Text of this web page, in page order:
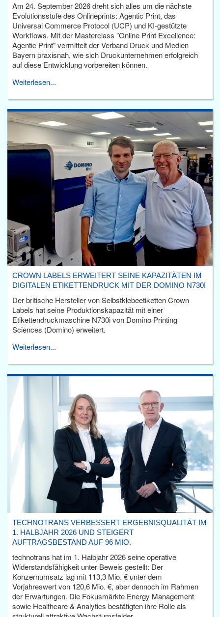
Am 24. September 2026 dreht sich alles um die nächste
Evolutionsstufe des Onlineprints: Agentic Print, das
Universal Commerce Protocol (UCP) und KI-gestützte
Workflows. Mit der Masterclass "Online Print Excellence:
Agentic Print" vermittelt der Verband Druck und Medien
Bayern praxisnah, wie sich Druckunternehmen erfolgreich
auf diese Entwicklung vorbereiten können.
Weiterlesen...
CROWN LABELS ERWEITERT SEINE KAPAZITÄTEN IM
DIGITALEN ETIKETTENDRUCK MIT DER DOMINO N730I
Der britische Hersteller von Selbstklebeetiketten Crown
Labels hat seine Produktionskapazität mit einer
Etikettendruckmaschine N730i von Domino Printing
Sciences (Domino) erweitert.
Weiterlesen...
TECHNOTRANS VERBESSERT ERGEBNISQUALITÄT IM
1. HALBJAHR 2026 UND STEIGERT
AUFTRAGSBESTAND AUF 96 MIO.
technotrans hat im 1. Halbjahr 2026 seine operative
Widerstandsfähigkeit unter Beweis gestellt: Der
Konzernumsatz lag mit 113,3 Mio. € unter dem
Vorjahreswert von 120,6 Mio. €, aber dennoch im Rahmen
der Erwartungen. Die Fokusmärkte Energy Management
sowie Healthcare & Analytics bestätigten ihre Rolle als